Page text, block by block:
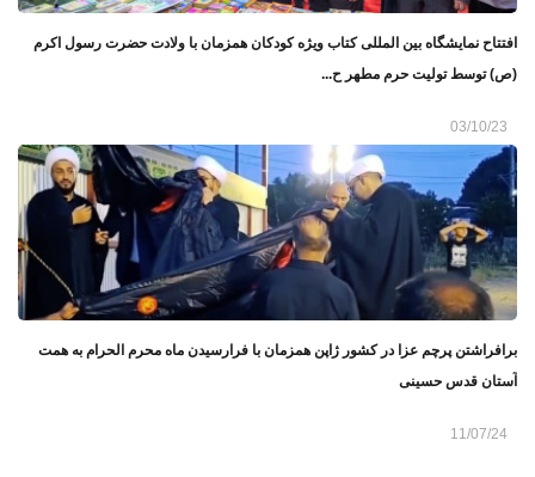
افتتاح نمایشگاه بین المللی کتاب ویژه کودکان همزمان با ولادت حضرت رسول اکرم
(ص) توسط تولیت حرم مطهر ح...
03/10/23
برافراشتن پرچم عزا در کشور ژاپن همزمان با فرارسیدن ماه محرم الحرام به همت
آستان قدس حسینی
11/07/24